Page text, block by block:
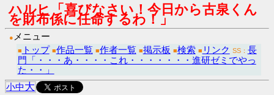
ハルヒ「喜びなさい！今日から古泉くん
を財布係に任命するわ！」
● メニュー
■ トップ ■作品一覧 ■作者一覧 ■掲示板 ■検索 ■ リンク SS： 長
門「・・・あ・・・・これ・・・・・・・進研ゼミでやっ
た・・」
小中大